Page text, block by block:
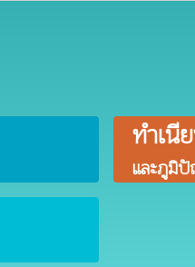
ทำเ
และภูมิ